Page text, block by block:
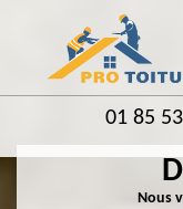
01 85
Nous